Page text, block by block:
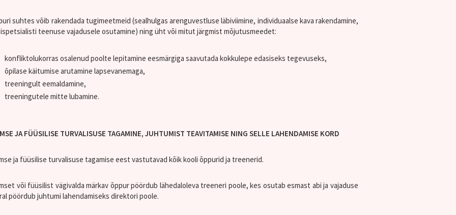
suhtes võib rakendada tugimeetmeid (sealhulgas arenguvestluse läbiviimine, individuaalse kava rakendamine,
teenuse vajadusele osutamine) ning üht või mitut järgmist mõjutusmeedet:
konfliktolukorras osalenud poolte lepitamine eesmärgiga saavutada kokkulepe edasiseks tegevuseks,
õpilase käitumise arutamine lapsevanemaga,
treeningult eemaldamine,
treeningutele mitte lubamine.
JA FÜÜSILISE TURVALISUSE TAGAMINE, JUHTUMIST TEAVITAMISE NING SELLE LAHENDAMISE KORD
ja füüsilise turvalisuse tagamise eest vastutavad kõik kooli õppurid ja treenerid.
või füüsilist vägivalda märkav õppur pöördub lähedaloleva treeneri poole, kes osutab esmast abi ja vajaduse
pöördub juhtumi lahendamiseks direktori poole.